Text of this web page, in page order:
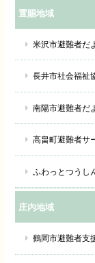
置賜地域
米沢市避難者だ
長井市社会福祉
南陽市避難者だ
高畠町避難者サ
ふわっとつうし
庄内地域
鶴岡市避難者支